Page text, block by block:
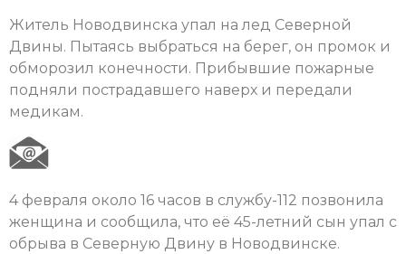
Житель Новодвинска упал на лед Северной
Двины. Пытаясь выбраться на берег, он промок и
обморозил конечности. Прибывшие пожарные
подняли пострадавшего наверх и передали
медикам.
4 февраля около 16 часов в службу-112 позвонила
женщина и сообщила, что её 45-летний сын упал с
обрыва в Северную Двину в Новодвинске.